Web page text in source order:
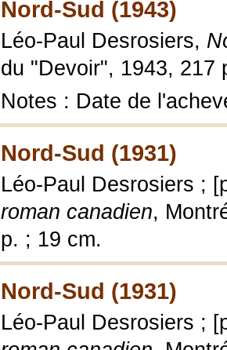
Nord-Sud (1943)
Léo-Paul Desrosiers,
du "Devoir", 1943, 217
Notes : Date de
Nord-Sud (1931)
Léo-Paul Desrosiers ;
roman canadien,
p. ; 19 cm.
Nord-Sud (1931)
Léo-Paul Desrosiers ;